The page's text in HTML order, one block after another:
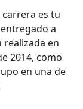
es tu
a
realizada en
2014, como
en una de